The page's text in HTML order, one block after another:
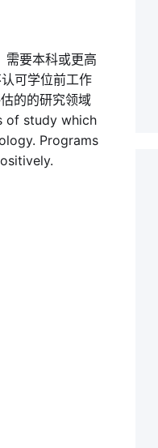
需要本科或更高
可学位前工作
的的研究领域
of study which
Programs